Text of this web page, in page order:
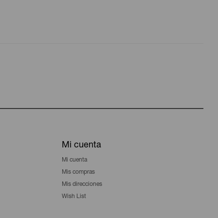
Mi cuenta
Mi cuenta
Mis compras
Mis direcciones
Wish List